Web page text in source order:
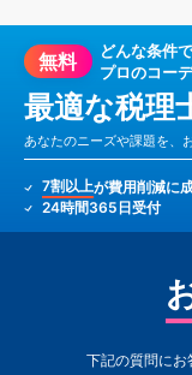
務所です。代表税
税理士として開業
強い税理士」です
のウィークポイン
無料
どんな条件
プロのコー
最適な税理
あなたのニーズや課題を、
7割以上が費用削減に
24時間365日受付
下記の質問にお